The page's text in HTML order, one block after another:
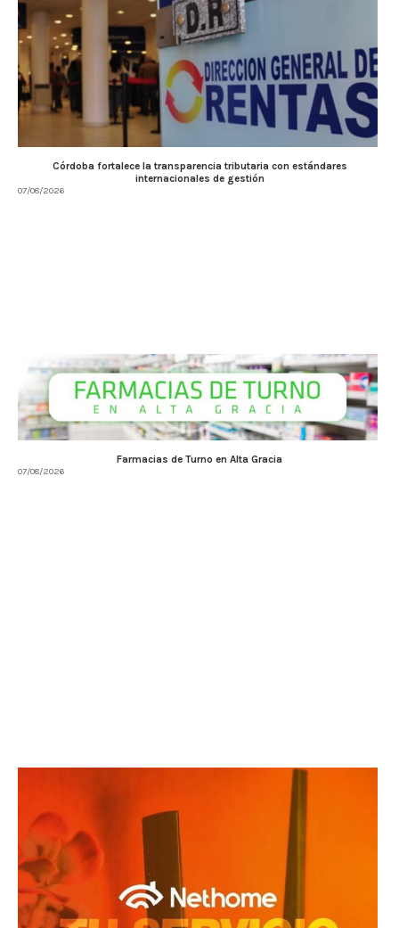
Córdoba fortalece la transparencia tributaria con estándares
internacionales de gestión
07/08/2026
Farmacias de Turno en Alta Gracia
07/08/2026